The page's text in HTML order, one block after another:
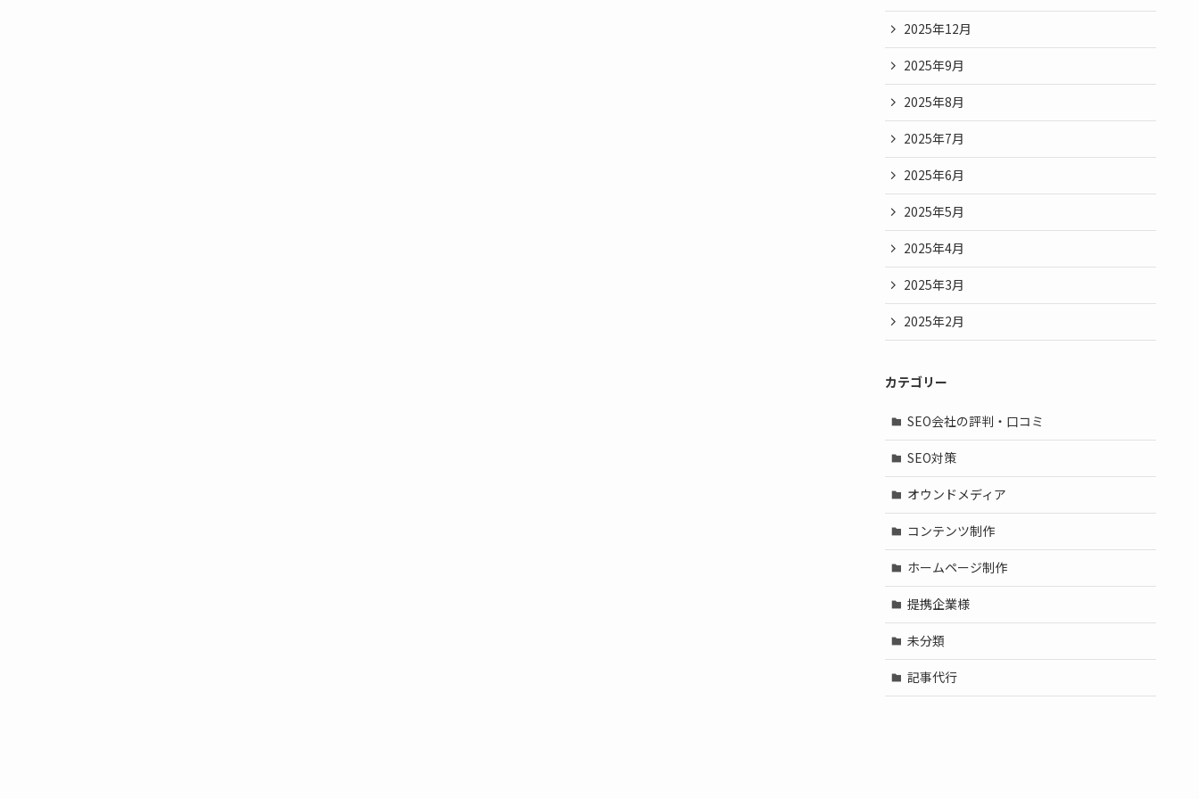
2025年12月
2025年9月
2025年8月
2025年7月
2025年6月
2025年5月
2025年4月
2025年3月
2025年2月
カテゴリー
SEO会社の評判・口コミ
SEO対策
オウンドメディア
コンテンツ制作
ホームページ制作
提携企業様
未分類
記事代行